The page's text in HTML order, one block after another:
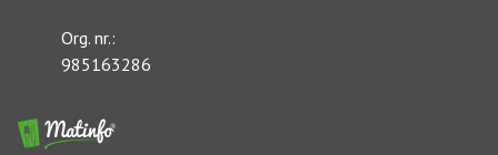
Org. nr.:
985163286